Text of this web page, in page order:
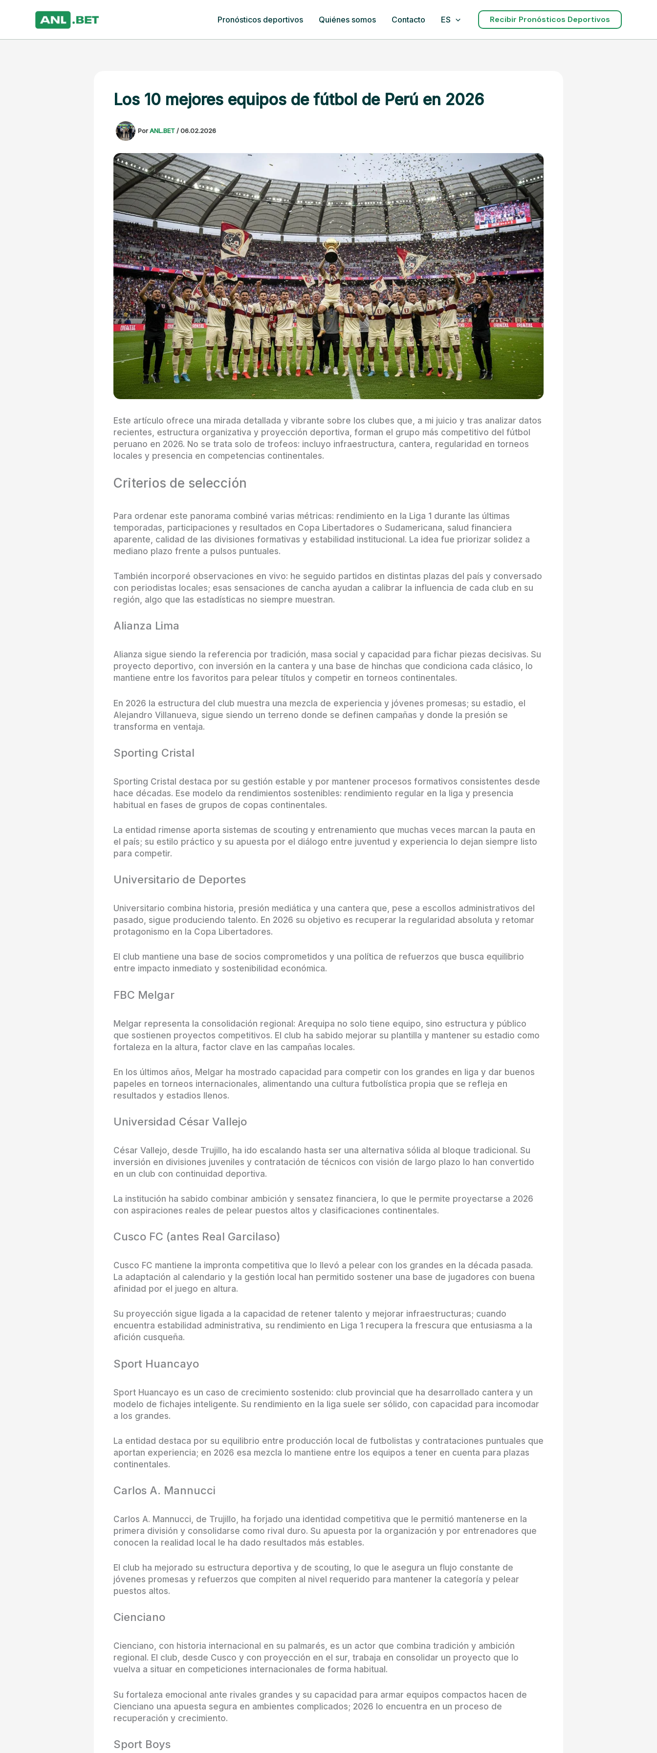
contenido
Pronósticos deportivos Quiénes somos Contacto ES Recibir Pronósticos Deportivos
Los 10 mejores equipos de fútbol de Perú en 2026
PorANL.BET/06.02.2026
Este artículo ofrece una mirada detallada y vibrante sobre los clubes que, a mi juicio y tras analizar datos
recientes, estructura organizativa y proyección deportiva, forman el grupo más competitivo del fútbol
peruano en 2026. No se trata solo de trofeos: incluyo infraestructura, cantera, regularidad en torneos
locales y presencia en competencias continentales.
Criterios de selección
Para ordenar este panorama combiné varias métricas: rendimiento en la Liga 1 durante las últimas
temporadas, participaciones y resultados en Copa Libertadores o Sudamericana, salud financiera
aparente, calidad de las divisiones formativas y estabilidad institucional. La idea fue priorizar solidez a
mediano plazo frente a pulsos puntuales.
También incorporé observaciones en vivo: he seguido partidos en distintas plazas del país y conversado
con periodistas locales; esas sensaciones de cancha ayudan a calibrar la influencia de cada club en su
región, algo que las estadísticas no siempre muestran.
Alianza Lima
Alianza sigue siendo la referencia por tradición, masa social y capacidad para fichar piezas decisivas. Su
proyecto deportivo, con inversión en la cantera y una base de hinchas que condiciona cada clásico, lo
mantiene entre los favoritos para pelear títulos y competir en torneos continentales.
En 2026 la estructura del club muestra una mezcla de experiencia y jóvenes promesas; su estadio, el
Alejandro Villanueva, sigue siendo un terreno donde se definen campañas y donde la presión se
transforma en ventaja.
Sporting Cristal
Sporting Cristal destaca por su gestión estable y por mantener procesos formativos consistentes desde
hace décadas. Ese modelo da rendimientos sostenibles: rendimiento regular en la liga y presencia
habitual en fases de grupos de copas continentales.
La entidad rimense aporta sistemas de scouting y entrenamiento que muchas veces marcan la pauta en
el país; su estilo práctico y su apuesta por el diálogo entre juventud y experiencia lo dejan siempre listo
para competir.
Universitario de Deportes
Universitario combina historia, presión mediática y una cantera que, pese a escollos administrativos del
pasado, sigue produciendo talento. En 2026 su objetivo es recuperar la regularidad absoluta y retomar
protagonismo en la Copa Libertadores.
El club mantiene una base de socios comprometidos y una política de refuerzos que busca equilibrio
entre impacto inmediato y sostenibilidad económica.
FBC Melgar
Melgar representa la consolidación regional: Arequipa no solo tiene equipo, sino estructura y público
que sostienen proyectos competitivos. El club ha sabido mejorar su plantilla y mantener su estadio como
fortaleza en la altura, factor clave en las campañas locales.
En los últimos años, Melgar ha mostrado capacidad para competir con los grandes en liga y dar buenos
papeles en torneos internacionales, alimentando una cultura futbolística propia que se refleja en
resultados y estadios llenos.
Universidad César Vallejo
César Vallejo, desde Trujillo, ha ido escalando hasta ser una alternativa sólida al bloque tradicional. Su
inversión en divisiones juveniles y contratación de técnicos con visión de largo plazo lo han convertido
en un club con continuidad deportiva.
La institución ha sabido combinar ambición y sensatez financiera, lo que le permite proyectarse a 2026
con aspiraciones reales de pelear puestos altos y clasificaciones continentales.
Cusco FC (antes Real Garcilaso)
Cusco FC mantiene la impronta competitiva que lo llevó a pelear con los grandes en la década pasada.
La adaptación al calendario y la gestión local han permitido sostener una base de jugadores con buena
afinidad por el juego en altura.
Su proyección sigue ligada a la capacidad de retener talento y mejorar infraestructuras; cuando
encuentra estabilidad administrativa, su rendimiento en Liga 1 recupera la frescura que entusiasma a la
afición cusqueña.
Sport Huancayo
Sport Huancayo es un caso de crecimiento sostenido: club provincial que ha desarrollado cantera y un
modelo de fichajes inteligente. Su rendimiento en la liga suele ser sólido, con capacidad para incomodar
a los grandes.
La entidad destaca por su equilibrio entre producción local de futbolistas y contrataciones puntuales que
aportan experiencia; en 2026 esa mezcla lo mantiene entre los equipos a tener en cuenta para plazas
continentales.
Carlos A. Mannucci
Carlos A. Mannucci, de Trujillo, ha forjado una identidad competitiva que le permitió mantenerse en la
primera división y consolidarse como rival duro. Su apuesta por la organización y por entrenadores que
conocen la realidad local le ha dado resultados más estables.
El club ha mejorado su estructura deportiva y de scouting, lo que le asegura un flujo constante de
jóvenes promesas y refuerzos que compiten al nivel requerido para mantener la categoría y pelear
puestos altos.
Cienciano
Cienciano, con historia internacional en su palmarés, es un actor que combina tradición y ambición
regional. El club, desde Cusco y con proyección en el sur, trabaja en consolidar un proyecto que lo
vuelva a situar en competiciones internacionales de forma habitual.
Su fortaleza emocional ante rivales grandes y su capacidad para armar equipos compactos hacen de
Cienciano una apuesta segura en ambientes complicados; 2026 lo encuentra en un proceso de
recuperación y crecimiento.
Sport Boys